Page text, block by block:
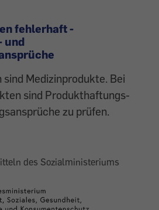
fehlerhaft -
und
Medizinprodukte. Bei
sind Produkthaftungs-
zu prüfen.
des Sozialministeriums